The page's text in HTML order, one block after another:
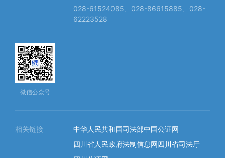
028-61524085、028-86615885、028-
62223528
微信公众号
相关链接 中华人民共和国司法部中国公证网
四川省人民政府法制信息网四川省司法厅